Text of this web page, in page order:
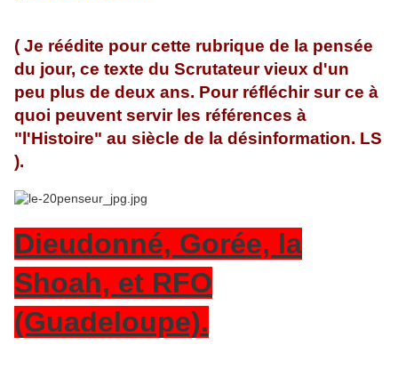
( Je réédite pour cette rubrique de la pensée
du jour, ce texte du Scrutateur vieux d'un
peu plus de deux ans. Pour réfléchir sur ce à
quoi peuvent servir les références à
"l'Histoire" au siècle de la désinformation. LS
).
Dieudonné, Gorée, la
Shoah, et RFO
(Guadeloupe).